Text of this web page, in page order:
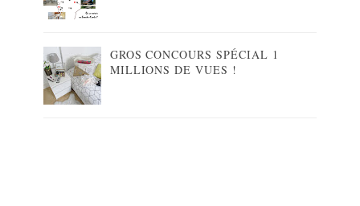
GROS CONCOURS SPÉCIAL 1
MILLIONS DE VUES !